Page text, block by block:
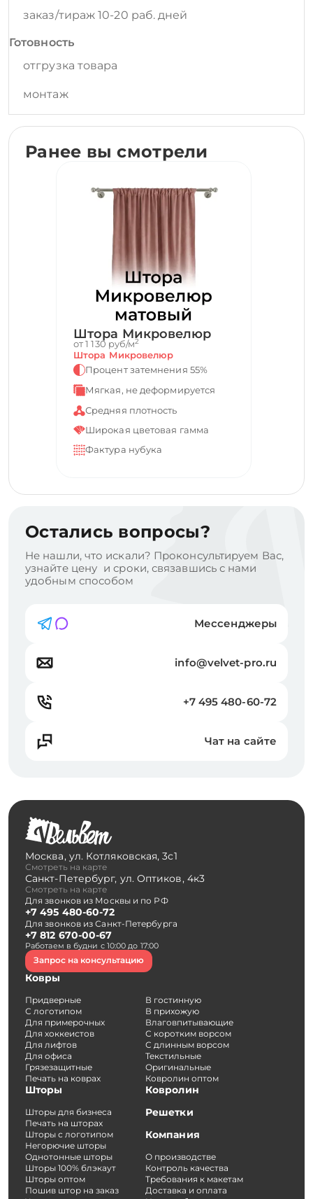
заказ/тираж 10-20 раб. дней
Готовность
отгрузка товара
монтаж
Ранее вы смотрели
Штора Микровелюр
от 1 130 руб/м2
Штора Микровелюр
Процент затемнения 55%
Мягкая, не деформируется
Средняя плотность
Широкая цветовая гамма
Фактура нубука
Остались вопросы?
Не нашли, что искали? Проконсультируем Вас,
узнайте цену и сроки, связавшись с нами
удобным способом
Мессенджеры
info@velvet-pro.ru
+7 495 480-60-72
Чат на сайте
Москва, ул. Котляковская, 3с1
Смотреть на карте
Санкт-Петербург, ул. Оптиков, 4к3
Смотреть на карте
Для звонков из Москвы и по РФ
+7 495 480-60-72
Для звонков из Санкт-Петербурга
+7 812 670-00-67
Работаем в будни с 10:00 до 17:00
Запрос на консультацию
Ковры
Придверные
С логотипом
Для примерочных
Для хоккеистов
Для лифтов
Для офиса
Грязезащитные
Печать на коврах
В гостинную
В прихожую
Влаговпитывающие
С коротким ворсом
С длинным ворсом
Текстильные
Оригинальные
Ковролин оптом
Шторы
Шторы для бизнеса
Печать на шторах
Шторы с логотипом
Негорючие шторы
Однотонные шторы
Шторы 100% блэкаут
Шторы оптом
Пошив штор на заказ
Ковролин
Решетки
Компания
О производстве
Контроль качества
Требования к макетам
Доставка и оплата